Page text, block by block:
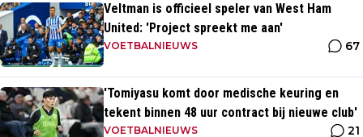
Veltman is officieel speler van West Ham
United: 'Project spreekt me aan'
VOETBALNIEUWS 67
'Tomiyasu komt door medische keuring en
tekent binnen 48 uur contract bij nieuwe club'
VOETBALNIEUWS 21